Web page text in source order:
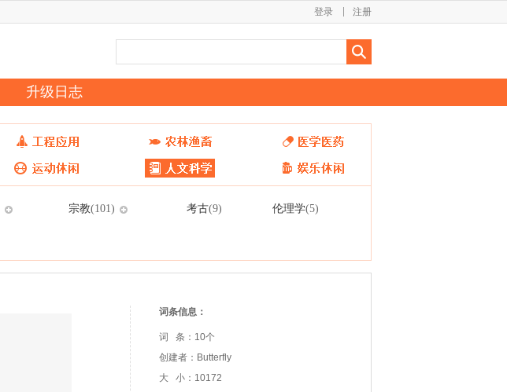
注册
登录
升级日志
宗教(101) 考古(9) 伦理学(5)
词条信息：
词 条：10个
创建者：Butterfly
大 小：10172